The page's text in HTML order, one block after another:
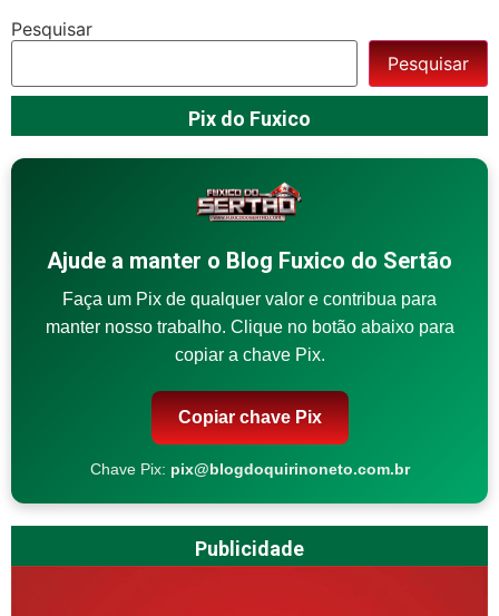
Pesquisar
Pesquisar
Pix do Fuxico
Ajude a manter o Blog Fuxico do Sertão
Faça um Pix de qualquer valor e contribua para
manter nosso trabalho. Clique no botão abaixo para
copiar a chave Pix.
Copiar chave Pix
Chave Pix: pix@blogdoquirinoneto.com.br
Publicidade